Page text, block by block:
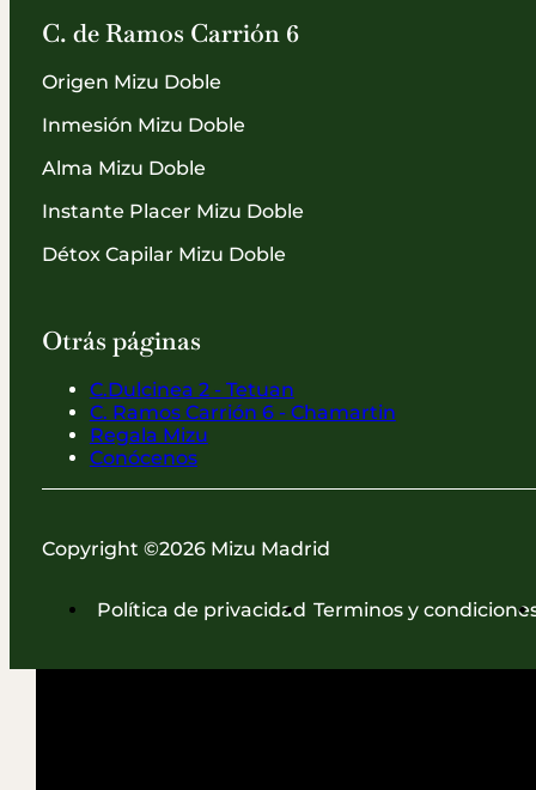
C. de Ramos Carrión 6
Origen Mizu Doble
Inmesión Mizu Doble
Alma Mizu Doble
Instante Placer Mizu Doble
Détox Capilar Mizu Doble
Otrás páginas
C.Dulcinea 2 - Tetuan
C. Ramos Carrión 6 - Chamartin
Regala Mizu
Conócenos
Copyright ©2026 Mizu Madrid
Política de privacidad Terminos y